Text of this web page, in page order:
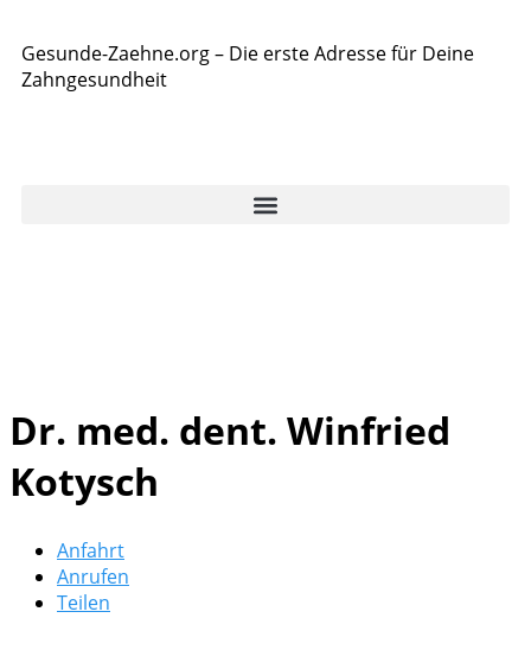
Gesunde-Zaehne.org – Die erste Adresse für Deine
Zahngesundheit
Dr. med. dent. Winfried
Kotysch
Anfahrt
Anrufen
Teilen